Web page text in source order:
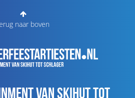
naar boven
van skihut tot